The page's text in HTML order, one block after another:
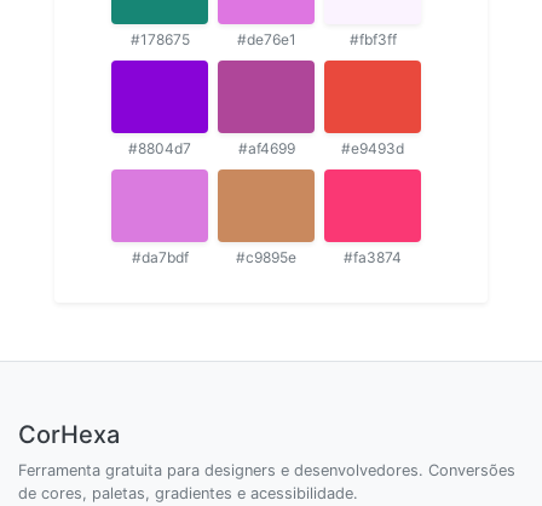
#178675 #de76e1 #fbf3ff
#8804d7 #af4699 #e9493d
#da7bdf #c9895e #fa3874
CorHexa
Ferramenta gratuita para designers e desenvolvedores. Conversões
de cores, paletas, gradientes e acessibilidade.